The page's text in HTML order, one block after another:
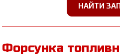
Форсунка